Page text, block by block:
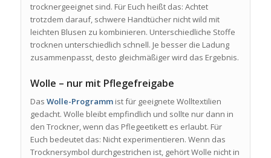
trocknergeeignet sind. Für Euch heißt das: Achtet
trotzdem darauf, schwere Handtücher nicht wild mit
leichten Blusen zu kombinieren. Unterschiedliche Stoffe
trocknen unterschiedlich schnell. Je besser die Ladung
zusammenpasst, desto gleichmäßiger wird das Ergebnis.
Wolle – nur mit Pflegefreigabe
Das Wolle-Programmist für geeignete Wolltextilien
gedacht. Wolle bleibt empfindlich und sollte nur dann in
den Trockner, wenn das Pflegeetikett es erlaubt. Für
Euch bedeutet das: Nicht experimentieren. Wenn das
Trocknersymbol durchgestrichen ist, gehört Wolle nicht in